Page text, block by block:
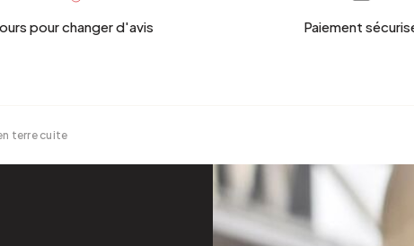
pour changer d'avis Paiement
terre cuite